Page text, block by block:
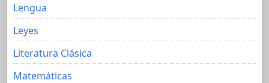
Lengua
Leyes
Literatura Clásica
Matemáticas